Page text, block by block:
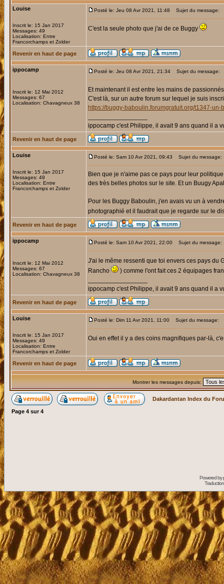
Louise
Inscrit le: 15 Jan 2017
Messages: 49
Localisation: Entre
Francorchamps et Zolder
Posté le: Jeu 08 Avr 2021, 11:48 Sujet du message:
C'est la seule photo que j'ai de ce Buggy
Revenir en haut de page
ippocamp
Inscrit le: 12 Mai 2012
Messages: 67
Localisation: Chavagneux 38
Posté le: Jeu 08 Avr 2021, 21:34 Sujet du message:
Et maintenant il est entre les mains de
C'est là, sur un autre forum sur lequel je suis
https://buggy-baboulin.forumgratuit.org/t1347-
ippocamp c'est Philippe, il avait 9 ans quand il a
Revenir en haut de page
Louise
Inscrit le: 15 Jan 2017
Messages: 49
Localisation: Entre
Francorchamps et Zolder
Posté le: Sam 10 Avr 2021, 09:43 Sujet du message:
Bien que je n'aime pas ce pays pour leur
des très belles photos sur le site. Et un Buugy
Pour les Buggy Baboulin, j'en avais vu un à
photographié et il faudrait que je regarde sur le
Revenir en haut de page
ippocamp
Inscrit le: 12 Mai 2012
Messages: 67
Localisation: Chavagneux 38
Posté le: Sam 10 Avr 2021, 22:00 Sujet du message:
J'ai le même ressenti que toi envers ces pays du
Rancho
) comme l'ont fait ces 2 équipages
ippocamp c'est Philippe, il avait 9 ans quand il a
Revenir en haut de page
Louise
Inscrit le: 15 Jan 2017
Messages: 49
Localisation: Entre
Francorchamps et Zolder
Posté le: Dim 11 Avr 2021, 11:00 Sujet du message:
Oui en effet il y a des coins magnifiques par-là,
Revenir en haut de page
Montrer les messages depuis:
Dakardantan Index du
Page 4 sur4
Powered by